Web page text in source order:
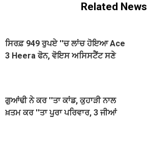
Related News
ਸਿਰਫ਼ 949 ਰੁਪਏ ''ਚ ਲਾਂਚ ਹੋਇਆ Ace
3 Heera ਫੋਨ, ਵੋਇਸ ਅਸਿਸਟੈਂਟ ਸਣੇ
ਗੁਆਂਢੀ ਨੇ ਕਰ ''ਤਾ ਕਾਂਡ, ਕੁਹਾੜੀ ਨਾਲ
ਖ਼ਤਮ ਕਰ ''ਤਾ ਪੂਰਾ ਪਰਿਵਾਰ, 3 ਜੀਆਂ